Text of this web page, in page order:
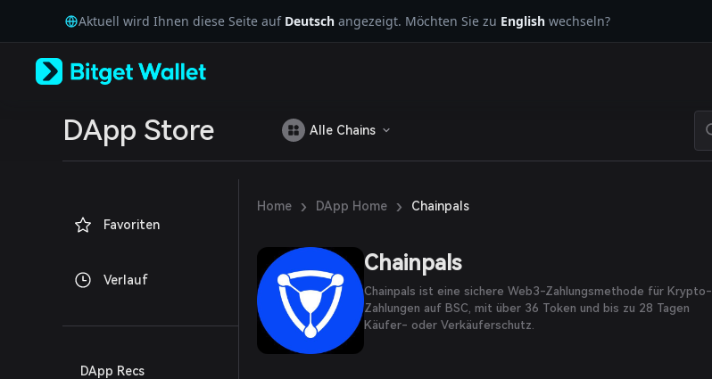
Tiếng Việt
Русский
Español (Latinoamérica)
Português (Portugal)
Bahasa Indonesia
Español (Argentina)
Aktuell wird Ihnen diese Seite auf Deutsch angezeigt. Möchten Sie zu English wechseln?
DApp Store Alle Chains
Favoriten
Verlauf
DApp Recs
Home › DApp Home › Chainpals
Chainpals
Chainpals ist eine sichere Web3-Zahlungsmethode für Krypto-
Zahlungen auf BSC, mit über 36 Token und bis zu 28 Tagen
Käufer- oder Verkäuferschutz.